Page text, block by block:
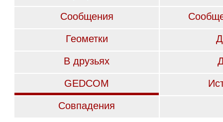
Сообщения
Геометки
В друзьях
GEDCOM
Совпадения